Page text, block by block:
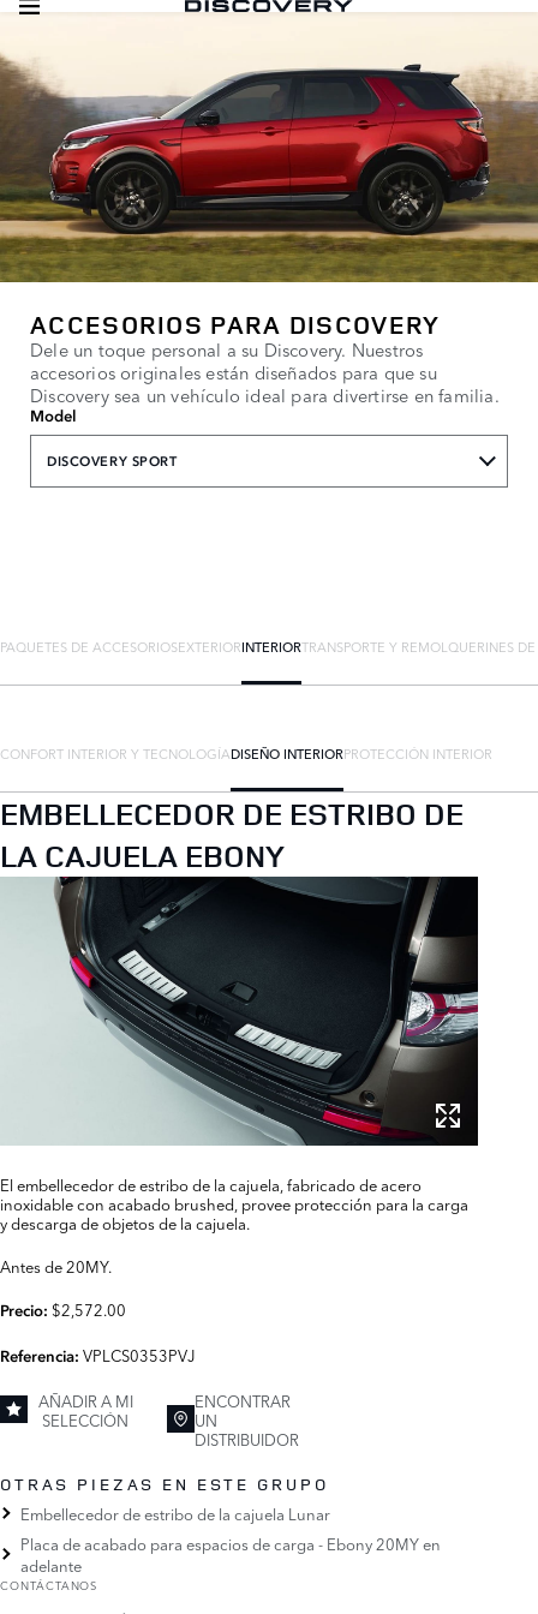
ACCESORIOS PARA DISCOVERY
Dele un toque personal a su Discovery. Nuestros
accesorios originales están diseñados para que su
Discovery sea un vehículo ideal para divertirse en familia.
Model
DISCOVERY SPORT
PAQUETES DE ACCESORIOSEXTERIORINTERIORTRANSPORTE Y REMOLQUERINES
CONFORT INTERIOR Y TECNOLOGÍADISEÑO INTERIORPROTECCIÓN INTERIOR
EMBELLECEDOR DE ESTRIBO DE
LA CAJUELA EBONY
El embellecedor de estribo de la cajuela, fabricado de acero
inoxidable con acabado brushed, provee protección para la carga
y descarga de objetos de la cajuela.
Antes de 20MY.
Precio: $2,572.00
Referencia: VPLCS0353PVJ
AÑADIR A MI
SELECCIÓN
ENCONTRAR
UN
DISTRIBUIDOR
OTRAS PIEZAS EN ESTE GRUPO
Embellecedor de estribo de la cajuela Lunar
Placa de acabado para espacios de carga - Ebony 20MY en
adelante
CONTÁCTANOS